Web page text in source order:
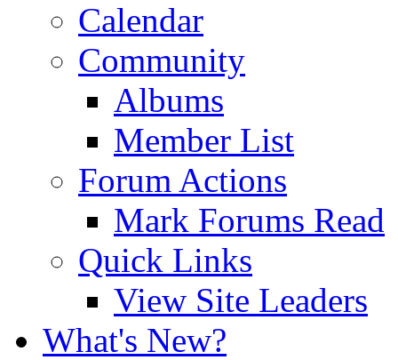
Calendar
Community
Albums
Member List
Forum Actions
Mark Forums Read
Quick Links
View Site Leaders
What's New?